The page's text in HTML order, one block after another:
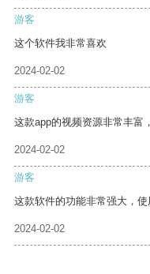
游客
这个软件我非常喜欢
2024-02-02
游客
这款app的视频资源非常丰富
2024-02-02
游客
这款软件的功能非常强大，使
2024-02-02